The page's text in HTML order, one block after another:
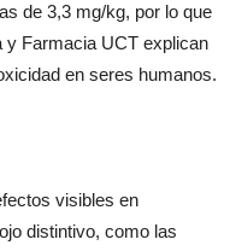
de 3,3 mg/kg, por lo que
y Farmacia UCT explican
en seres humanos.
visibles en
distintivo, como las